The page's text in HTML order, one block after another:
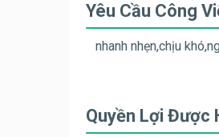
Yêu Cầu Công
nhanh nhẹn,chịu
Quyền Lợi Được